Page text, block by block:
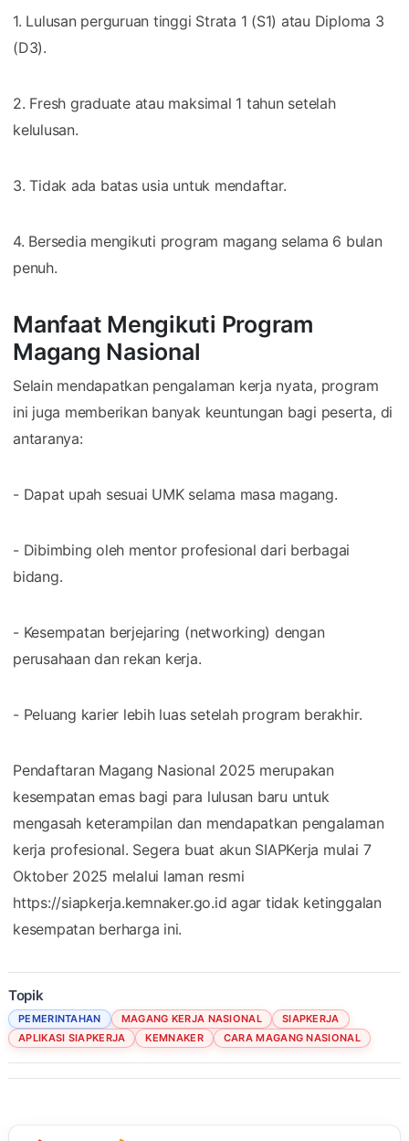
1. Lulusan perguruan tinggi Strata 1 (S1) atau Diploma 3
(D3).
2. Fresh graduate atau maksimal 1 tahun setelah
kelulusan.
3. Tidak ada batas usia untuk mendaftar.
4. Bersedia mengikuti program magang selama 6 bulan
penuh.
Manfaat Mengikuti Program
Magang Nasional
Selain mendapatkan pengalaman kerja nyata, program
ini juga memberikan banyak keuntungan bagi peserta, di
antaranya:
- Dapat upah sesuai UMK selama masa magang.
- Dibimbing oleh mentor profesional dari berbagai
bidang.
- Kesempatan berjejaring (networking) dengan
perusahaan dan rekan kerja.
- Peluang karier lebih luas setelah program berakhir.
Pendaftaran Magang Nasional 2025 merupakan
kesempatan emas bagi para lulusan baru untuk
mengasah keterampilan dan mendapatkan pengalaman
kerja profesional. Segera buat akun SIAPKerja mulai 7
Oktober 2025 melalui laman resmi
https://siapkerja.kemnaker.go.id agar tidak ketinggalan
kesempatan berharga ini.
Topik
PEMERINTAHAN MAGANG KERJA NASIONAL
SIAPKERJA
APLIKASI SIAPKERJA
KEMNAKER CARA MAGANG NASIONAL